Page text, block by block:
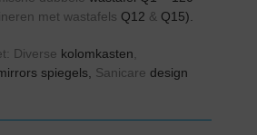
met wastafels Q12 & Q15).
Diverse kolomkasten
spiegels, Sanicare design